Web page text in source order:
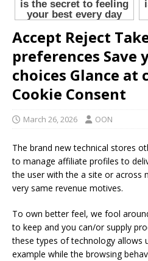
Accept Reject
preferences Save
choices Glance at
Cookie Consent
March 26, 2026 OON
The brand new technical stores
to manage affiliate profiles to
the user with the a site or across
very same revenue motives.
To own better feel, we fool
to keep and you can/or supply
these types of technology allows
example while the browsing